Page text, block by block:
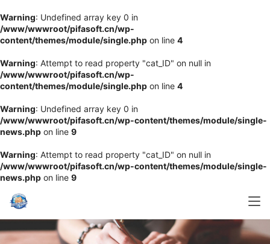
Warning: Undefined array key 0 in
/www/wwwroot/pifasoft.cn/wp-
content/themes/module/single.php on line 4
Warning: Attempt to read property "cat_ID" on null in
/www/wwwroot/pifasoft.cn/wp-
content/themes/module/single.php on line 4
Warning: Undefined array key 0 in
/www/wwwroot/pifasoft.cn/wp-content/themes/module/single-
news.php on line 9
Warning: Attempt to read property "cat_ID" on null in
/www/wwwroot/pifasoft.cn/wp-content/themes/module/single-
news.php on line 9